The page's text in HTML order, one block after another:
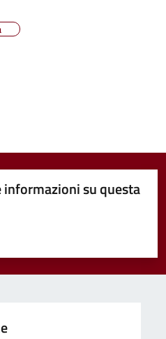
informazioni su questa
su 5
5